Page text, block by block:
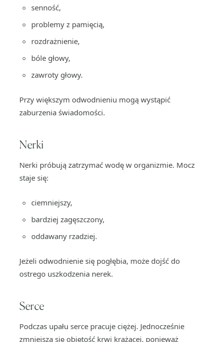
senność,
problemy z pamięcią,
rozdrażnienie,
bóle głowy,
zawroty głowy.
Przy większym odwodnieniu mogą wystąpić
zaburzenia świadomości.
Nerki
Nerki próbują zatrzymać wodę w organizmie. Mocz
staje się:
ciemniejszy,
bardziej zagęszczony,
oddawany rzadziej.
Jeżeli odwodnienie się pogłębia, może dojść do
ostrego uszkodzenia nerek.
Serce
Podczas upału serce pracuje ciężej. Jednocześnie
zmniejsza się objętość krwi krążącej, ponieważ